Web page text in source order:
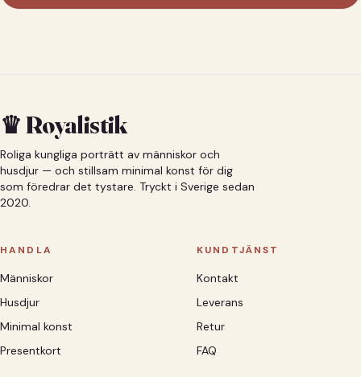
♛ Royalistik
Roliga kungliga porträtt av människor och
husdjur — och stillsam minimal konst för dig
som föredrar det tystare. Tryckt i Sverige sedan
2020.
HANDLA
Människor
Husdjur
Minimal konst
Presentkort
KUNDTJÄNST
Kontakt
Leverans
Retur
FAQ